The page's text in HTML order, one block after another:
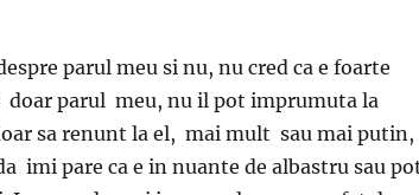
parul meu si nu, nu cred ca e foarte
doar parul meu, nu il pot imprumuta la
sa renunt la el, mai mult sau mai putin,
imi pare ca e in nuante de albastru sau